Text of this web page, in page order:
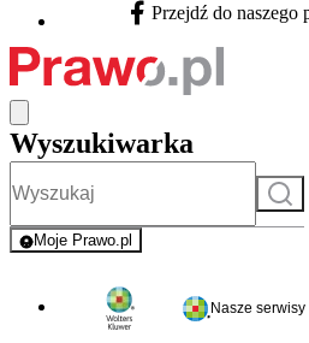
Facebook - otwiera się w nowej
Przejdź do naszego
Wyszukiwarka
Szukaj
Moje Prawo.pl
- rejestracja i logowanie do serwisu
Nasze serwisy